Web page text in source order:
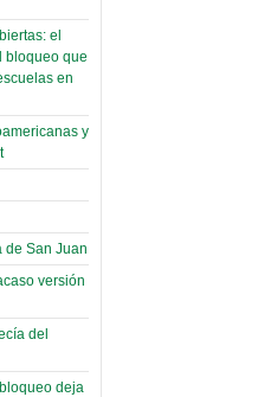
2022
de
UMSA
2022
Andrés”
2022
de
2022
2020
de
el
bloqueo que
en
y
de San Juan
versión
del
deja